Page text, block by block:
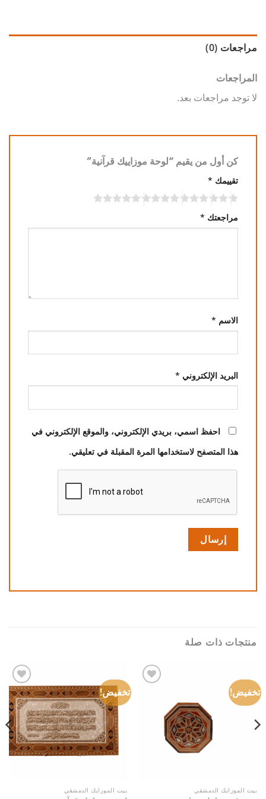
مراجعات (0)
المراجعات
لا توجد مراجعات بعد.
كن أول من يقيم “لوحة موزاييك قرآنية”
تقييمك *
مراجعتك *
الاسم *
البريد الإلكتروني *
احفظ اسمي، بريدي الإلكتروني، والموقع الإلكتروني في
هذا المتصفح لاستخدامها المرة المقبلة في تعليقي.
منتجات ذات صلة
تخفيض!
بيت الموزايك الدمشقي
تخفيض!
Add to
wishlist
بيت الموزايك الدمشقي